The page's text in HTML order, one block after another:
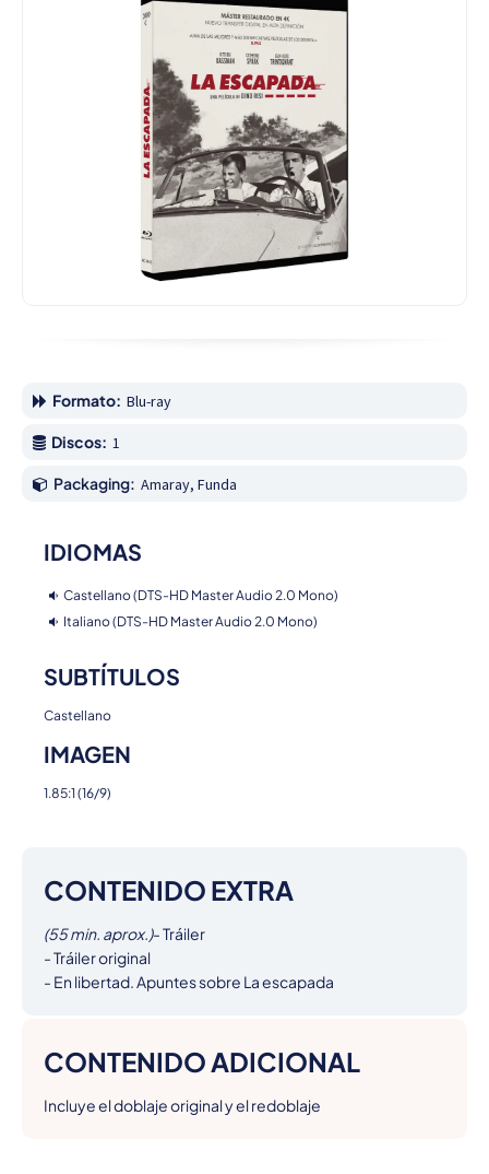
Formato: Blu-ray
Discos: 1
Packaging: Amaray, Funda
IDIOMAS
Castellano (DTS-HD Master Audio 2.0 Mono)
Italiano (DTS-HD Master Audio 2.0 Mono)
SUBTÍTULOS
Castellano
IMAGEN
1.85:1 (16/9)
CONTENIDO EXTRA
(55 min. aprox.)- Tráiler
- Tráiler original
- En libertad. Apuntes sobre La escapada
CONTENIDO ADICIONAL
Incluye el doblaje original y el redoblaje